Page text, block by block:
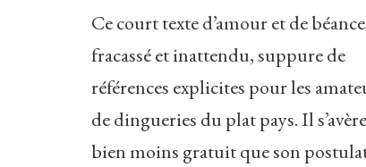
Ce court texte d’amour et de
fracassé et inattendu, suppure de
références explicites pour les
de dingueries du plat pays. Il s’avère
bien moins gratuit que son